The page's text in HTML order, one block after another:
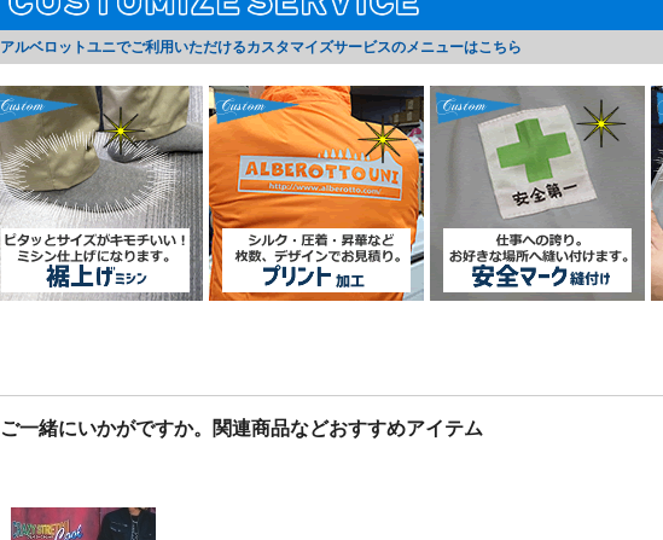
アルベロットユニでご利用いただけるカスタマイズサービスのメニューはこちら
ご一緒にいかがですか。関連商品などおすすめアイテム